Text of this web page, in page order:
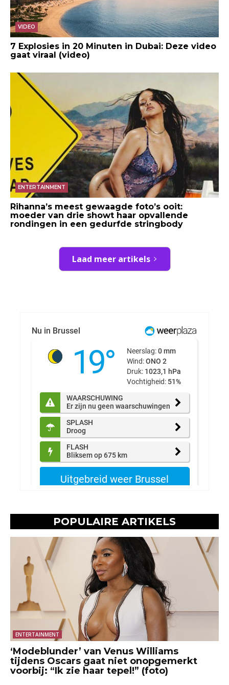
VIDEO
7 Explosies in 20 Minuten in Dubai: Deze video
gaat viraal (video)
ENTERTAINMENT
Rihanna’s meest gewaagde foto’s ooit:
moeder van drie showt haar opvallende
rondingen in een gedurfde stringbody
Laad meer artikels
POPULAIRE ARTIKELS
ENTERTAINMENT
‘Modeblunder’ van Venus Williams
tijdens Oscars gaat niet onopgemerkt
voorbij: “Ik zie haar tepel!” (foto)